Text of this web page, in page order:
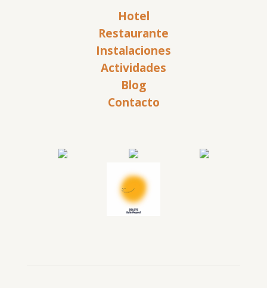
Hotel
Restaurante
Instalaciones
Actividades
Blog
Contacto